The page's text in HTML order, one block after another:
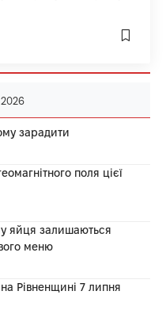
зарадити
поля цієї
яйця залишаються
меню
Рівненщині 7 липня